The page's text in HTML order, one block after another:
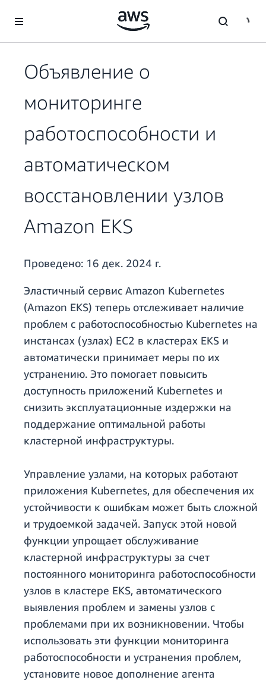
Перейти к главному контенту
Объявление о
мониторинге
работоспособности и
автоматическом
восстановлении узлов
Amazon EKS
Проведено: 16 дек. 2024 г.
Эластичный сервис Amazon Kubernetes
(Amazon EKS) теперь отслеживает наличие
проблем с работоспособностью Kubernetes на
инстансах (узлах) EC2 в кластерах EKS и
автоматически принимает меры по их
устранению. Это помогает повысить
доступность приложений Kubernetes и
снизить эксплуатационные издержки на
поддержание оптимальной работы
кластерной инфраструктуры.
Управление узлами, на которых работают
приложения Kubernetes, для обеспечения их
устойчивости к ошибкам может быть сложной
и трудоемкой задачей. Запуск этой новой
функции упрощает обслуживание
кластерной инфраструктуры за счет
постоянного мониторинга работоспособности
узлов в кластере EKS, автоматического
выявления проблем и замены узлов с
проблемами при их возникновении. Чтобы
использовать эти функции мониторинга
работоспособности и устранения проблем,
установите новое дополнение агента